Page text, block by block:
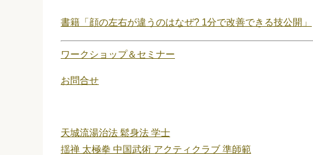
書籍「顔の左右が違うのはなぜ? 1分で改善できる技公開」
ワークショップ＆セミナー
お問合せ
天城流湯治法 鬆身法 学士
揺禅 太極拳 中国武術 アクティクラブ 準師範